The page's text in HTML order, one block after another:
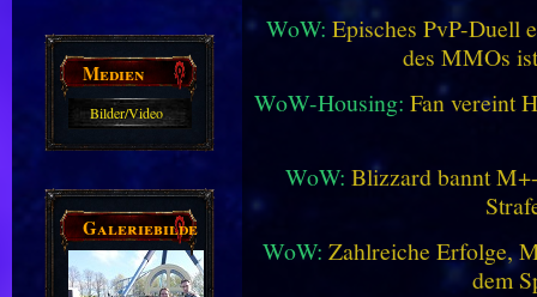
Medien
Bilder/Video
Galeriebilder
WoW: Episches PvP-Duell
des MMOs
WoW-Housing: Fan vereint
WoW: Blizzard bannt
WoW: Zahlreiche Erfolge,
dem